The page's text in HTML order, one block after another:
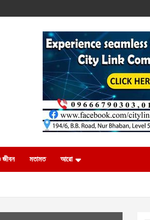
জীবন মতামত আরো